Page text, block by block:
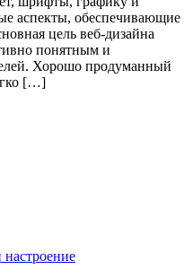
аспекты, обеспечивающие
цель веб-дизайна
понятным и
Хорошо продуманный
[…]